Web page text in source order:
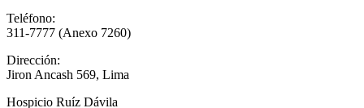
Teléfono:
311-7777 (Anexo 7260)
Dirección:
Jiron Ancash 569, Lima
Hospicio Ruíz Dávila